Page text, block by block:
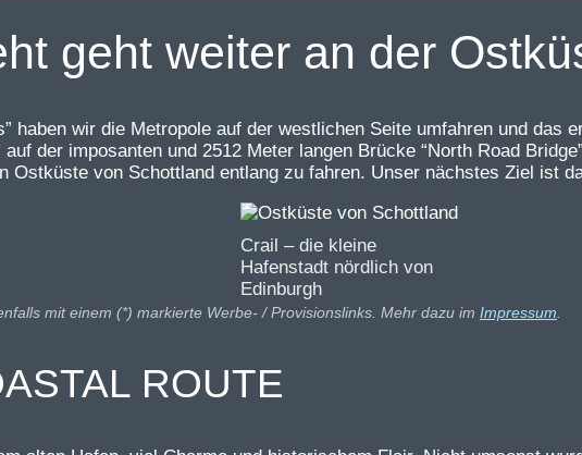
geht weiter an der
haben wir die Metropole auf der westlichen Seite umfahren und das
der imposanten und 2512 Meter langen Brücke “North Road
Ostküste von Schottland entlang zu fahren. Unser nächstes Ziel ist
Crail – die kleine
Hafenstadt nördlich von
Edinburgh
mit einem (*) markierte Werbe- / Provisionslinks. Mehr dazu im Impressum
ROUTE